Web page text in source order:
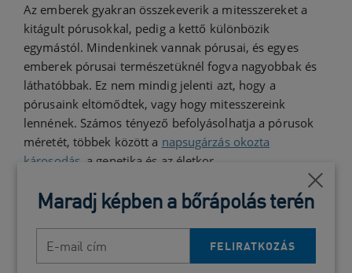
Az emberek gyakran összekeverik a mitesszereket a
kitágult pórusokkal, pedig a kettő különbözik
egymástól. Mindenkinek vannak pórusai, és egyes
emberek pórusai természetüknél fogva nagyobbak és
láthatóbbak. Ez nem mindig jelenti azt, hogy a
pórusaink eltömődtek, vagy hogy mitesszereink
lennének. Számos tényező befolyásolhatja a pórusok
méretét, többek között a napsugárzás okozta
károsodás , a genetika és az életkor.
Tippek a mitesszerek kezelésére
és megelőzésére
A mitesszerek gyakran maguktól elmúlnak, amikor
Maradj képben a bőrápolás terén
FELIRATKOZÁS